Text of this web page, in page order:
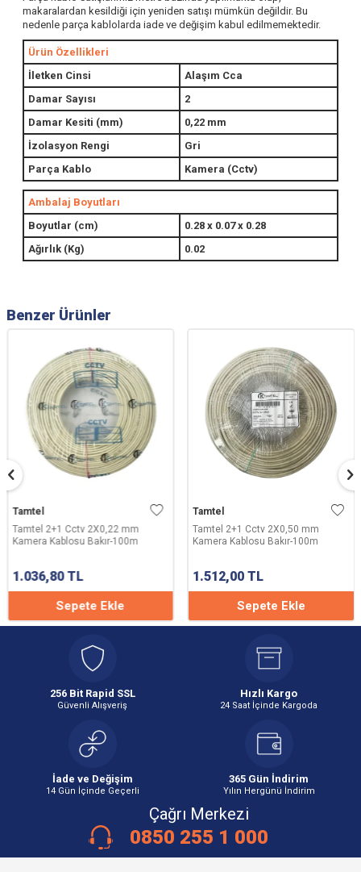
makaralardan kesildiği için yeniden satışı mümkün değildir. Bu
nedenle parça kablolarda iade ve değişim kabul edilmemektedir.
Ürün Özellikleri
İletken Cinsi
Alaşım Cca
Damar Sayısı
2
Damar Kesiti (mm)
0,22 mm
İzolasyon Rengi
Gri
Parça Kablo
Kamera (Cctv)
Ambalaj Boyutları
Boyutlar (cm)
0.28 x 0.07 x 0.28
Ağırlık (Kg)
0.02
Benzer Ürünler
Tamtel
Tamtel 2+1 Cctv 2X0,22 mm
Kamera Kablosu Bakır-100m
1.036,80TL
Sepete Ekle
Tamtel
Tamtel 2+1 Cctv 2X0,50 mm
Kamera Kablosu Bakır-100m
1.512,00TL
Sepete Ekle
256 Bit Rapid SSL
Güvenli Alışveriş
Hızlı Kargo
24 Saat İçinde Kargoda
İade ve Değişim
14 Gün İçinde Geçerli
365 Gün İndirim
Yılın Hergünü İndirim
Çağrı Merkezi
0850 255 1 000